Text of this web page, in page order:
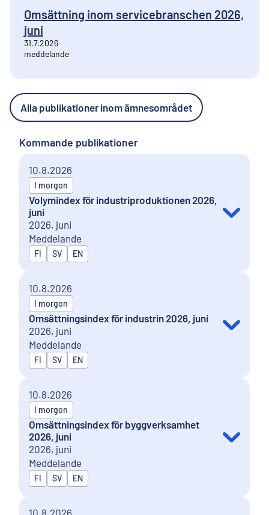
Omsättning inom servicebranschen 2026,
juni
31.7.2026
meddelande
Alla publikationer inom ämnesområdet
Kommande publikationer
10.8.2026
I morgon
Volymindex för industriproduktionen 2026,
juni
2026, juni
Meddelande
Publiceras på
FI SV EN
10.8.2026
I morgon
Omsättningsindex för industrin 2026, juni
2026, juni
Meddelande
Publiceras på
FI SV EN
10.8.2026
I morgon
Omsättningsindex för byggverksamhet
2026, juni
2026, juni
Meddelande
Publiceras på
FI SV EN
10.8.2026